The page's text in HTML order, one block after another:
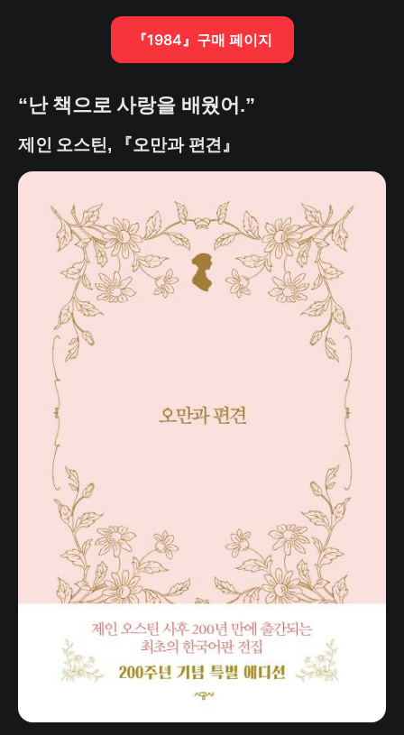
『1984』구매 페이지
“난 책으로 사랑을 배웠어.”
제인 오스틴, 『오만과 편견』